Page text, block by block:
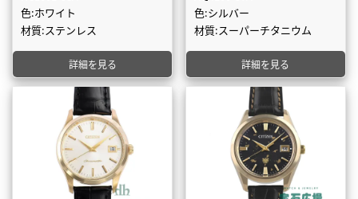
色:ホワイト
材質:ステンレス
詳細を見る
色:シルバー
材質:スーパーチタニウム
詳細を見る